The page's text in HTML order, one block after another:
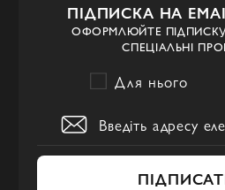
ПІДПИСКА НА
ОФОРМЛЮЙТЕ
СПЕЦІАЛЬНІ
Для нього